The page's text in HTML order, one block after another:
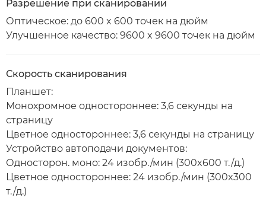
Разрешение при сканировании
Оптическое: до 600 x 600 точек на дюйм
Улучшенное качество: 9600 x 9600 точек на дюйм
Скорость сканирования
Планшет:
Монохромное одностороннее: 3,6 секунды на
страницу
Цветное одностороннее: 3,6 секунды на страницу
Устройство автоподачи документов:
Односторон. моно: 24 изобр./мин (300x600 т./д.)
Цветное одностороннее: 24 изобр./мин (300x300
т./д.)